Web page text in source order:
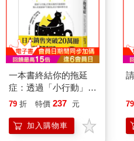
鼓勵對方談論他們自己，這是讓
卡內基在《人性的弱點》（How
People）中說過：「鼓勵對方談
的方式之一。」讓對方說出他想
更重要的是，當對方感受到你
滿足，然後才會有餘力聽你說話
比如，可以聊聊和對方生活有
一樣追根究柢。以一句簡單的
近過得如何」開頭，然後你只需
一本書終結你的拖延
症：透過「小行動」打
開大腦的行動開關，懶
的37個科學方法
79 折 特價 237 元
加入購物車
79